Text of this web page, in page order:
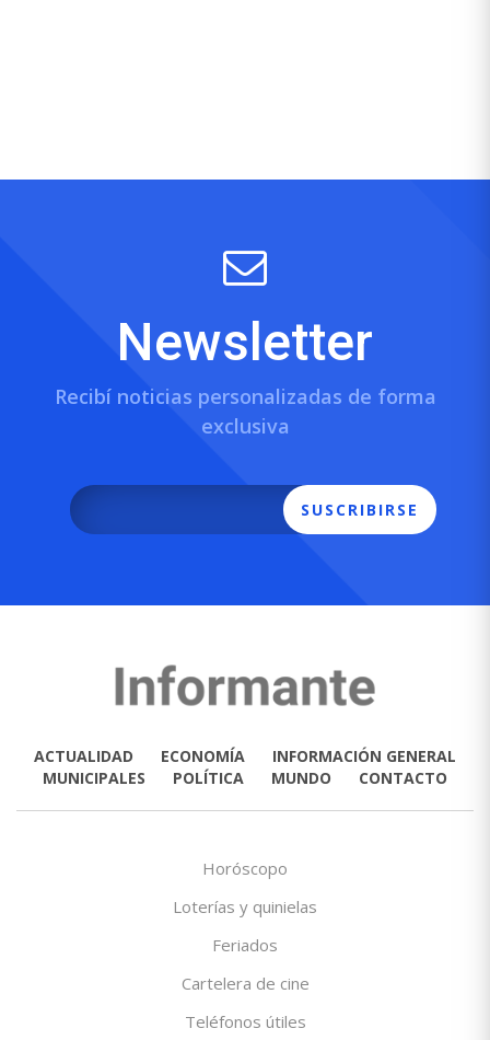
Newsletter
Recibí noticias personalizadas de forma
exclusiva
SUSCRIBIRSE
ACTUALIDAD ECONOMÍA
INFORMACIÓN GENERAL
MUNICIPALES
POLÍTICA MUNDO CONTACTO
Horóscopo
Loterías y quinielas
Feriados
Cartelera de cine
Teléfonos útiles